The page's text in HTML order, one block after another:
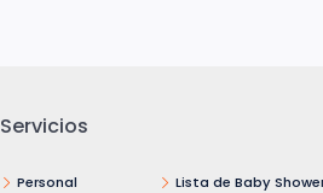
Servicios
Personal
Lista de Baby